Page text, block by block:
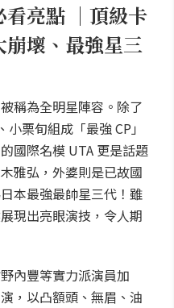
看亮點 ｜頂級卡
壞、最強星三
稱為全明星陣容。除了
栗旬組成「最強 CP」
國際名模 UTA 更是話題
雅弘，外婆則是已故國
本最強最帥星三代！雖
現出亮眼演技，令人期
內豐等實力派演員加
，以凸額頭、無眉、油